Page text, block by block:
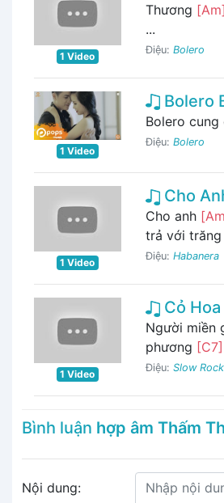
1 Video
Thương [Am]
...
Điệu: Bolero
1 Video
Bolero
Bolero cung
Điệu: Bolero
1 Video
Cho
Cho anh
trả với trăng
Điệu: Habanera
1 Video
Cỏ Hoa
Người miền
phương [C7]
Điệu: Slow Rock
Bình luận hợp âm Thấm
Nội dung: